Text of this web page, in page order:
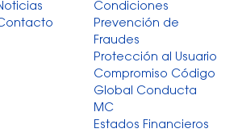
Condiciones
Prevención de
Fraudes
Protección al Usuario
Compromiso Código
Global Conducta
MC
Estados Financieros